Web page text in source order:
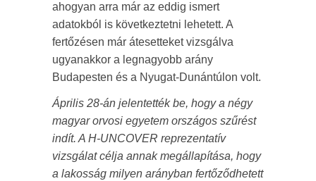
ahogyan arra már az eddig ismert
adatokból is következtetni lehetett. A
fertőzésen már átesetteket vizsgálva
ugyanakkor a legnagyobb arány
Budapesten és a Nyugat-Dunántúlon volt.
Április 28-án jelentették be, hogy a négy
magyar orvosi egyetem országos szűrést
indít. A H-UNCOVER reprezentatív
vizsgálat célja annak megállapítása, hogy
a lakosság milyen arányban fertőződhetett